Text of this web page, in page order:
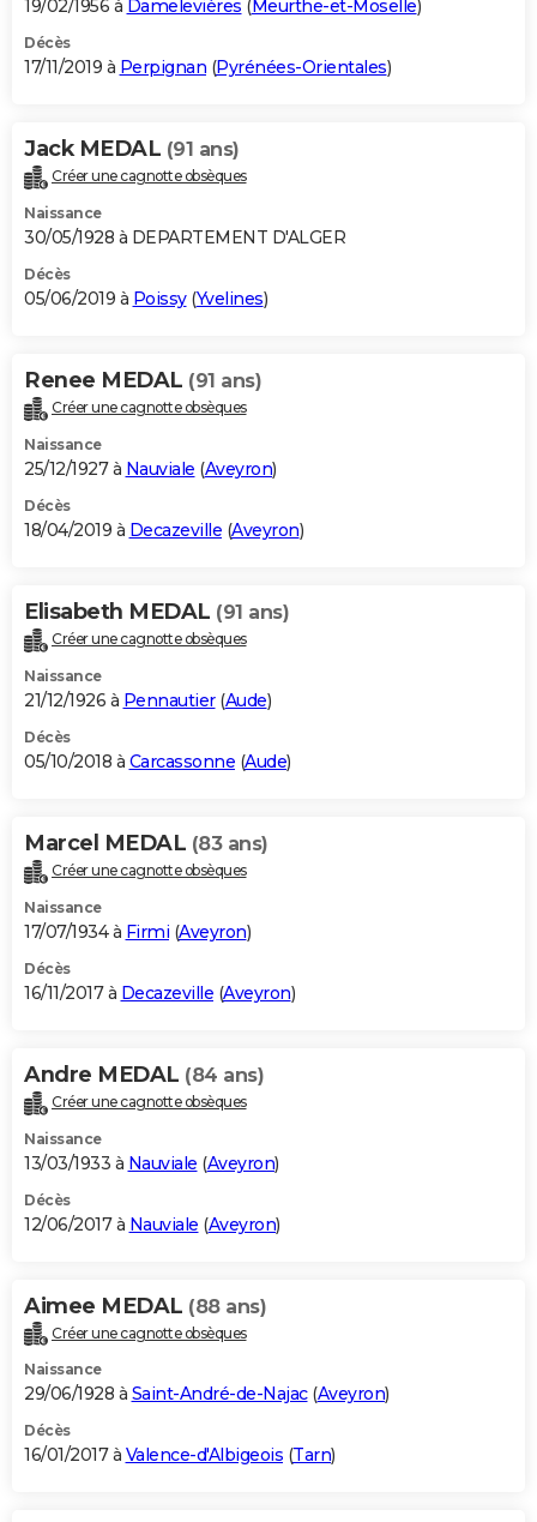
19/02/1956 à Damelevières ( Meurthe-et-Moselle)
Décès
17/11/2019 à Perpignan (Pyrénées-Orientales)
Jack MEDAL (91 ans)
Créer une cagnotte obsèques
Naissance
30/05/1928 à DEPARTEMENT D'ALGER
Décès
05/06/2019 à Poissy(Yvelines)
Renee MEDAL (91 ans)
Créer une cagnotte obsèques
Naissance
25/12/1927 à Nauviale (Aveyron)
Décès
18/04/2019 à Decazeville (Aveyron)
Elisabeth MEDAL (91 ans)
Créer une cagnotte obsèques
Naissance
21/12/1926 à Pennautier(Aude)
Décès
05/10/2018 à Carcassonne (Aude)
Marcel MEDAL (83 ans)
Créer une cagnotte obsèques
Naissance
17/07/1934 à Firmi (Aveyron)
Décès
16/11/2017 à Decazeville (Aveyron)
Andre MEDAL (84 ans)
Créer une cagnotte obsèques
Naissance
13/03/1933 à Nauviale (Aveyron)
Décès
12/06/2017 à Nauviale (Aveyron)
Aimee MEDAL (88 ans)
Créer une cagnotte obsèques
Naissance
29/06/1928 à Saint-André-de-Najac(Aveyron)
Décès
16/01/2017 à Valence-d'Albigeois (Tarn)